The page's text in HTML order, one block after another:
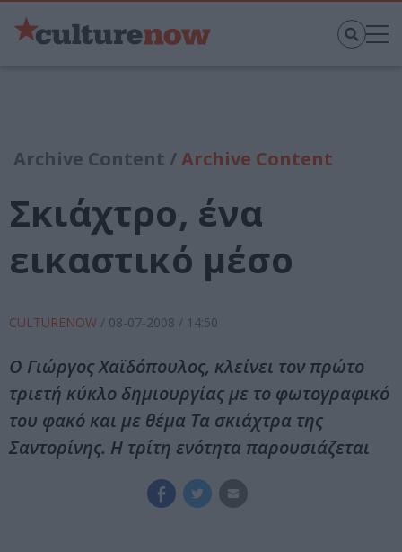
Archive Content /Archive Content
Σκιάχτρο, ένα
εικαστικό μέσο
CULTURENOW / 08-07-2008 / 14:50
Ο Γιώργος Χαϊδόπουλος, κλείνει τον πρώτο
τριετή κύκλο δημιουργίας με το φωτογραφικό
του φακό και με θέμα Τα σκιάχτρα της
Σαντορίνης. Η τρίτη ενότητα παρουσιάζεται